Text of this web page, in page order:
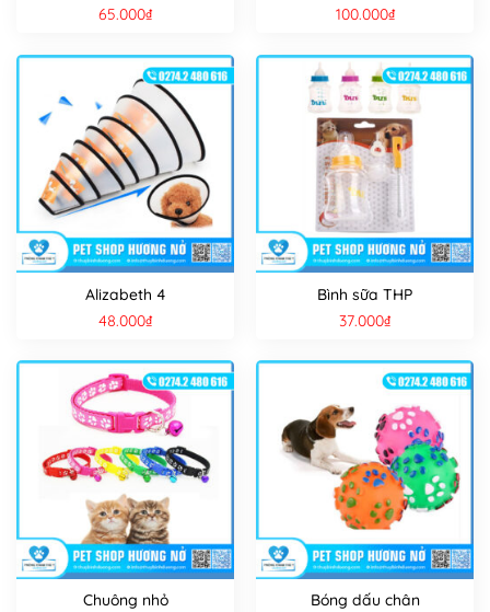
65.000₫
100.000₫
Alizabeth 4
48.000₫
Bình sữa THP
37.000₫
Chuông nhỏ
Bóng dấu chân